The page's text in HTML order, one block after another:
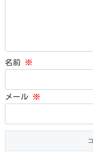
名前 ※
メール ※